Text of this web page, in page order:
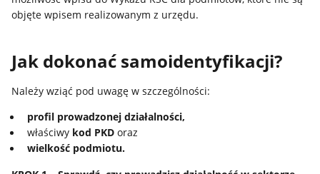
objęte wpisem realizowanym z urzędu.
Jak dokonać samoidentyfikacji?
Należy wziąć pod uwagę w szczególności:
profil prowadzonej działalności,
właściwy kod PKD oraz
wielkość podmiotu.